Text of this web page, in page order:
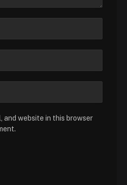
and website in this browser